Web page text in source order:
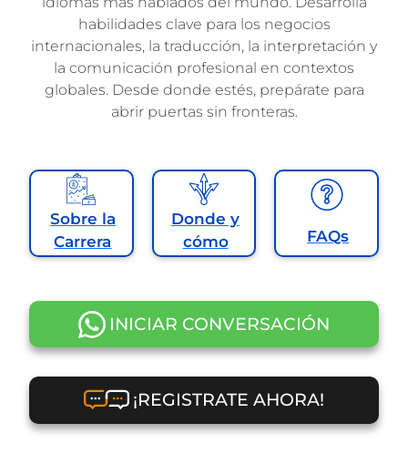
habilidades clave para los negocios
internacionales, la traducción, la interpretación y
la comunicación profesional en contextos
globales. Desde donde estés, prepárate para
abrir puertas sin fronteras.
Sobre la
Carrera
Donde y
cómo
FAQs
INICIAR CONVERSACIÓN
¡REGISTRATE AHORA!